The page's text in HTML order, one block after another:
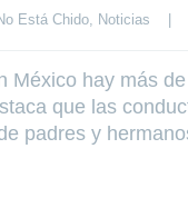
Está Chido, Noticias
México hay más
que las
padres y